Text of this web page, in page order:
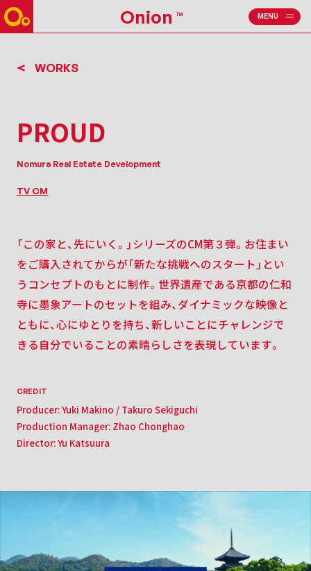
Onion TM
MENU
WORKS
PROUD
Nomura Real Estate Development
TV CM
「この家と、先にいく。」シリーズのCM第３弾。お住まい
をご購入されてからが「新たな挑戦へのスタート」とい
うコンセプトのもとに制作。世界遺産である京都の仁和
寺に墨象アートのセットを組み、ダイナミックな映像と
ともに、心にゆとりを持ち、新しいことにチャレンジで
きる自分でいることの素晴らしさを表現しています。
CREDIT
Producer: Yuki Makino / Takuro Sekiguchi
Production Manager: Zhao Chonghao
Director: Yu Katsuura